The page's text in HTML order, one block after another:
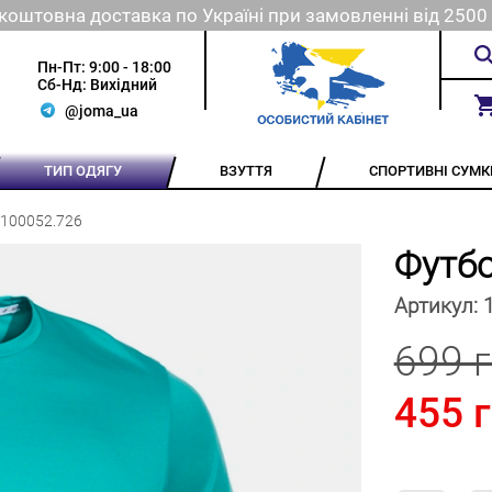
доставка по Україні при замовленні від 2500
Пн-Пт: 9:00 - 18:00
Сб-Нд: Вихідний
@joma_ua
ТИП ОДЯГУ ВЗУТТЯ СПОРТИВНІ
Артикул:
699
455